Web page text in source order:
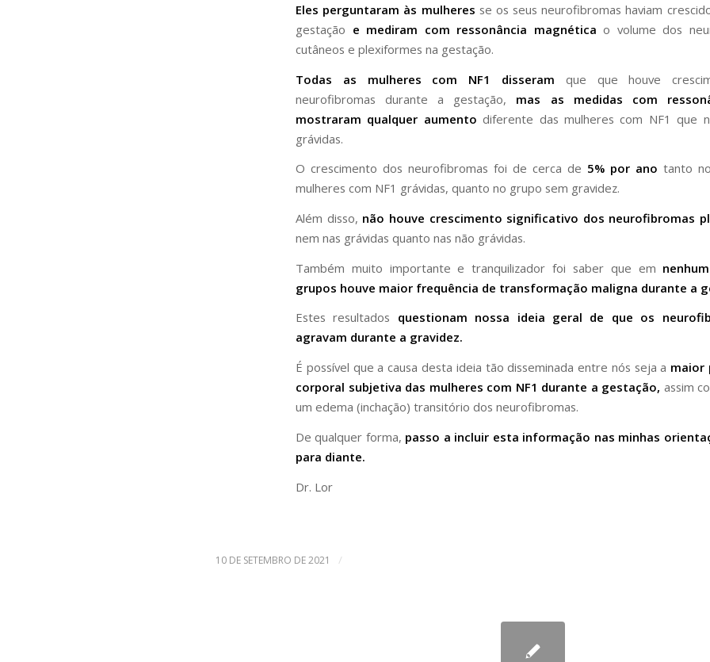
Eles perguntaram às mulheres se os seus neurofibromas haviam
gestação e mediram com ressonância magnética o volume dos
cutâneos e plexiformes na gestação.
Todas as mulheres com NF1 disseram que que houve
neurofibromas durante a gestação, mas as medidas com
mostraram qualquer aumento diferente das mulheres com NF1 que
grávidas.
O crescimento dos neurofibromas foi de cerca de 5% por ano tanto
mulheres com NF1 grávidas, quanto no grupo sem gravidez.
Além disso, não houve crescimento significativo dos neurofibromas
nem nas grávidas quanto nas não grávidas.
Também muito importante e tranquilizador foi saber que em
grupos houve maior frequência de transformação maligna durante a
Estes resultados questionam nossa ideia geral de que os
agravam durante a gravidez.
É possível que a causa desta ideia tão disseminada entre nós seja a maior
corporal subjetiva das mulheres com NF1 durante a gestação, assim
um edema (inchação) transitório dos neurofibromas.
De qualquer forma, passo a incluir esta informação nas minhas
para diante.
Dr. Lor
10 DE SETEMBRO DE 2021 /